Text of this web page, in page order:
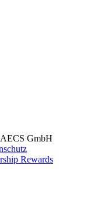
AECS GmbH
Rewards